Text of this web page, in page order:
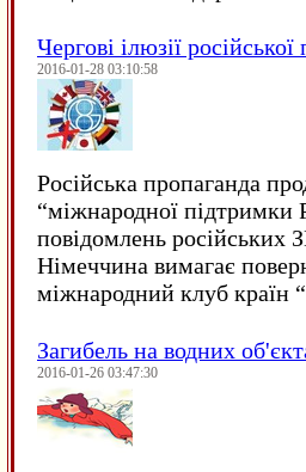
Чергові ілюзії
2016-01-28 03:10:58
Російська пропаганда
“міжнародної підтримки
повідомлень російських
Німеччина вимагає
міжнародний клуб країн
Загибель на водних
2016-01-26 03:47:30